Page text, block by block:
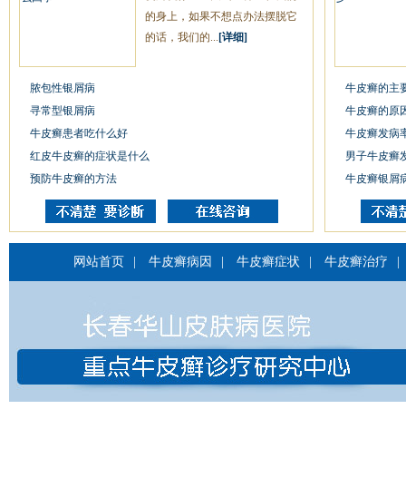
的身上，如果不想点办法摆脱它
的话，我们的... [详细]
脓包性银屑病
寻常型银屑病
牛皮癣患者吃什么好
红皮牛皮癣的症状是什么
预防牛皮癣的方法
牛皮癣的主
牛皮癣的原
牛皮癣发病
男子牛皮癣
牛皮癣银屑
网站首页 牛皮癣病因 牛皮癣症状 牛皮癣治疗